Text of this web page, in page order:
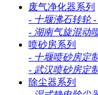
废气净化器系列
- 十堰沸石转轮 -
- 湖南气旋混动
喷砂房系列
- 十堰喷砂房定
- 武汉喷砂房定
除尘器系列